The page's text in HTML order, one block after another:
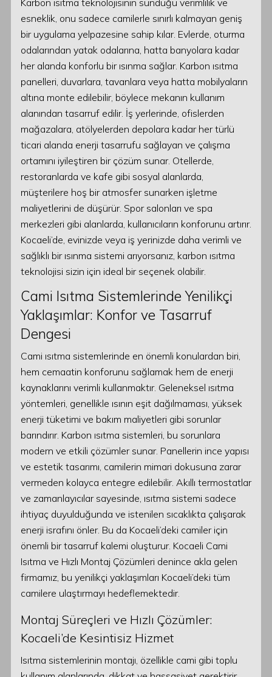
Karbon ısıtma teknolojisinin sunduğu verimlilik ve
esneklik, onu sadece camilerle sınırlı kalmayan geniş
bir uygulama yelpazesine sahip kılar. Evlerde, oturma
odalarından yatak odalarına, hatta banyolara kadar
her alanda konforlu bir ısınma sağlar. Karbon ısıtma
panelleri, duvarlara, tavanlara veya hatta mobilyaların
altına monte edilebilir, böylece mekanın kullanım
alanından tasarruf edilir. İş yerlerinde, ofislerden
mağazalara, atölyelerden depolara kadar her türlü
ticari alanda enerji tasarrufu sağlayan ve çalışma
ortamını iyileştiren bir çözüm sunar. Otellerde,
restoranlarda ve kafe gibi sosyal alanlarda,
müşterilere hoş bir atmosfer sunarken işletme
maliyetlerini de düşürür. Spor salonları ve spa
merkezleri gibi alanlarda, kullanıcıların konforunu artırır.
Kocaeli’de, evinizde veya iş yerinizde daha verimli ve
sağlıklı bir ısınma sistemi arıyorsanız, karbon ısıtma
teknolojisi sizin için ideal bir seçenek olabilir.
Cami Isıtma Sistemlerinde Yenilikçi
Yaklaşımlar: Konfor ve Tasarruf
Dengesi
Cami ısıtma sistemlerinde en önemli konulardan biri,
hem cemaatin konforunu sağlamak hem de enerji
kaynaklarını verimli kullanmaktır. Geleneksel ısıtma
yöntemleri, genellikle ısının eşit dağılmaması, yüksek
enerji tüketimi ve bakım maliyetleri gibi sorunlar
barındırır. Karbon ısıtma sistemleri, bu sorunlara
modern ve etkili çözümler sunar. Panellerin ince yapısı
ve estetik tasarımı, camilerin mimari dokusuna zarar
vermeden kolayca entegre edilebilir. Akıllı termostatlar
ve zamanlayıcılar sayesinde, ısıtma sistemi sadece
ihtiyaç duyulduğunda ve istenilen sıcaklıkta çalışarak
enerji israfını önler. Bu da Kocaeli’deki camiler için
önemli bir tasarruf kalemi oluşturur. Kocaeli Cami
Isıtma ve Hızlı Montaj Çözümleri denince akla gelen
firmamız, bu yenilikçi yaklaşımları Kocaeli’deki tüm
camilere ulaştırmayı hedeflemektedir.
Montaj Süreçleri ve Hızlı Çözümler:
Kocaeli’de Kesintisiz Hizmet
Isıtma sistemlerinin montajı, özellikle cami gibi toplu